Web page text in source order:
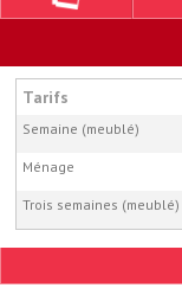
Tarifs
Semaine (meublé)
Ménage
Trois semaines (meublé)